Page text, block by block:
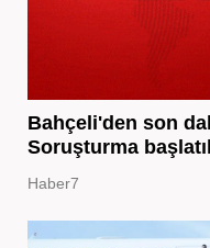
Bahçeli'den son
Soruşturma
Haber7